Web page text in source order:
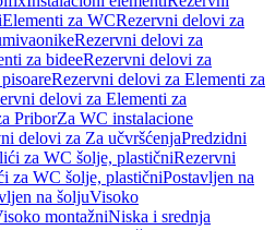
Elementi za WCRezervni delovi za
Rezervni delovi za
za bideeRezervni delovi za
Rezervni delovi za Elementi za
delovi za Elementi za
PriborZa WC instalacione
delovi za Za učvršćenjaPredzidni
za WC šolje, plastičniRezervni
za WC šolje, plastičniPostavljen na
na šoljuVisoko
montažniNiska i srednja